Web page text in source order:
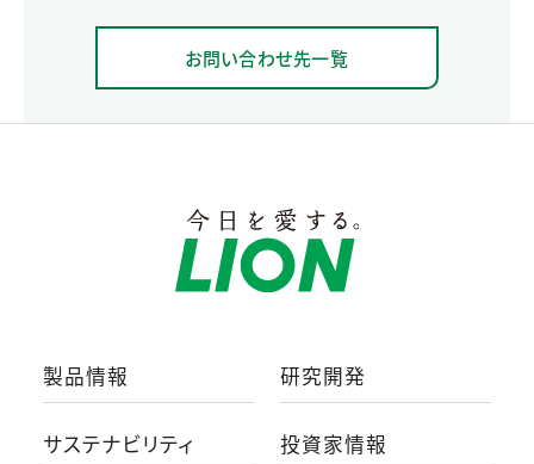
お問い合わせ先一覧
製品情報 研究開発
サステナビリティ 投資家情報